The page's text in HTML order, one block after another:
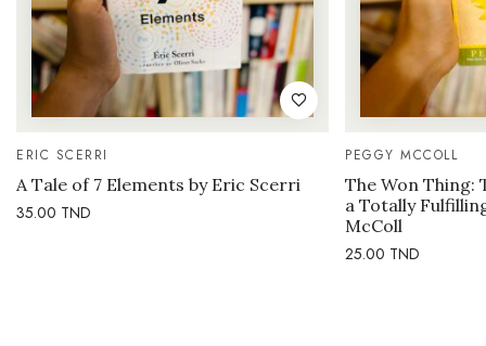
ERIC SCERRI
A Tale of 7 Elements by Eric Scerri
35.00 TND
PEGGY MCCOLL
The Won Thing:
a Totally
McColl
25.00 TND